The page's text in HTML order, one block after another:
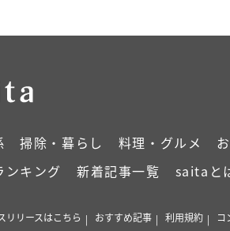
掃除・暮らし 料理・グルメ
ンキング 新着記事一覧 saitaと
リリースはこちら おすすめ記事 利用規約 コ